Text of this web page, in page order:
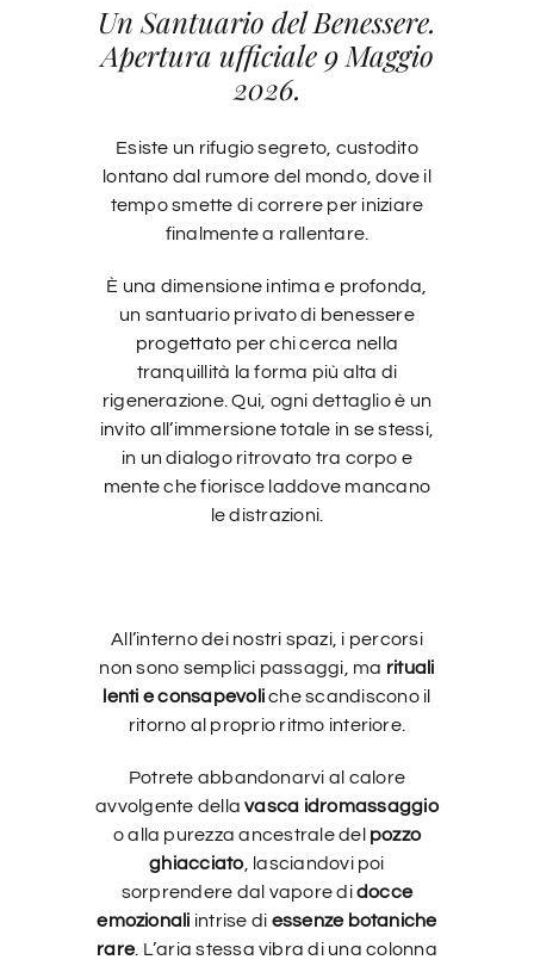
Un Santuario del Benessere.
Apertura ufficiale 9 Maggio
2026.
Esiste un rifugio segreto, custodito
lontano dal rumore del mondo, dove il
tempo smette di correre per iniziare
finalmente a rallentare.
È una dimensione intima e profonda,
un santuario privato di benessere
progettato per chi cerca nella
tranquillità la forma più alta di
rigenerazione. Qui, ogni dettaglio è un
invito all’immersione totale in se stessi,
in un dialogo ritrovato tra corpo e
mente che fiorisce laddove mancano
le distrazioni.
All’interno dei nostri spazi, i percorsi
non sono semplici passaggi, ma rituali
lenti e consapevoliche scandiscono il
ritorno al proprio ritmo interiore.
Potrete abbandonarvi al calore
avvolgente della vasca idromassaggio
o alla purezza ancestrale del pozzo
ghiacciato, lasciandovi poi
sorprendere dal vapore didocce
emozionali intrise di essenze botaniche
rare. L’aria stessa vibra di una colonna